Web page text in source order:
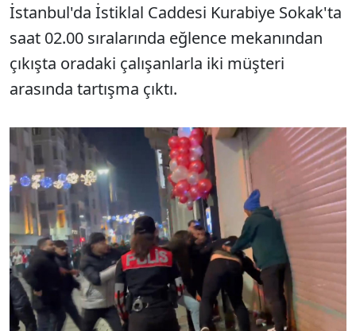
İstanbul'da İstiklal Caddesi Kurabiye Sokak'ta
saat 02.00 sıralarında eğlence mekanından
çıkışta oradaki çalışanlarla iki müşteri
arasında tartışma çıktı.